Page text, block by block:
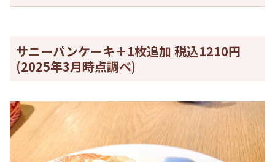
サニーパンケーキ＋1枚追加 税込1210円
(2025年3月時点調べ)